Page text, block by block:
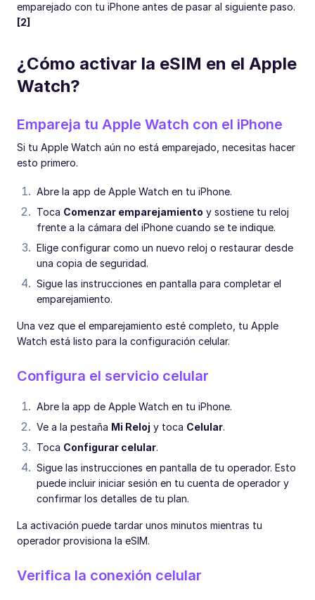
emparejado con tu iPhone antes de pasar al siguiente paso.
[2]
¿Cómo activar la eSIM en el Apple
Watch?
Empareja tu Apple Watch con el iPhone
Si tu Apple Watch aún no está emparejado, necesitas hacer
esto primero.
Abre la app de Apple Watch en tu iPhone.
Toca Comenzar emparejamiento y sostiene tu reloj
frente a la cámara del iPhone cuando se te indique.
Elige configurar como un nuevo reloj o restaurar desde
una copia de seguridad.
Sigue las instrucciones en pantalla para completar el
emparejamiento.
Una vez que el emparejamiento esté completo, tu Apple
Watch está listo para la configuración celular.
Configura el servicio celular
Abre la app de Apple Watch en tu iPhone.
Ve a la pestaña Mi Reloj y toca Celular.
Toca Configurar celular.
Sigue las instrucciones en pantalla de tu operador. Esto
puede incluir iniciar sesión en tu cuenta de operador y
confirmar los detalles de tu plan.
La activación puede tardar unos minutos mientras tu
operador provisiona la eSIM.
Verifica la conexión celular